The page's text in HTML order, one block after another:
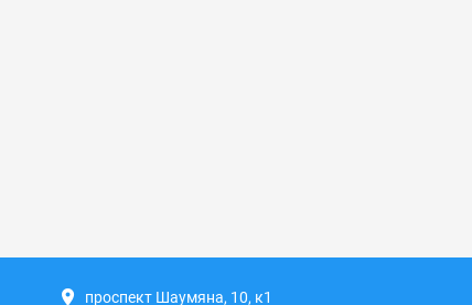
проспект Шаумяна, 10, к1